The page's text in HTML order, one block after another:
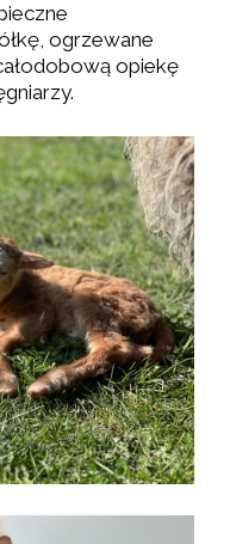
ogrzewane
opiekę